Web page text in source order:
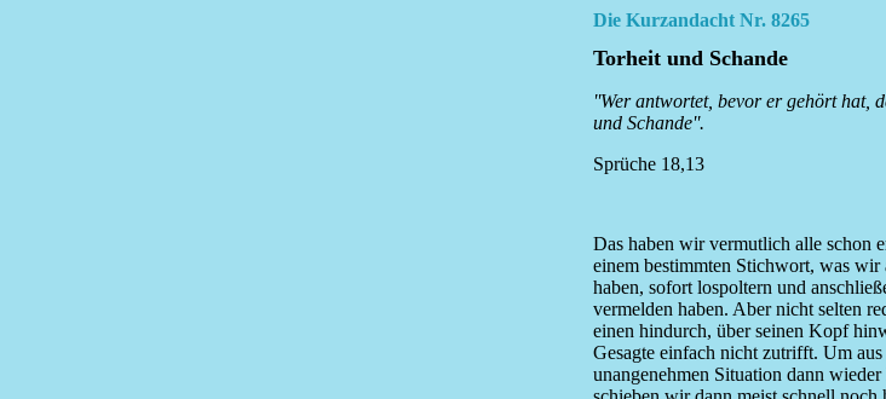
Die Kurzandacht Nr. 8265
Torheit und Schande
''Wer antwortet, bevor er gehört hat,
und Schande''.
Sprüche 18,13
Das haben wir vermutlich alle schon
einem bestimmten Stichwort, was wir
haben, sofort lospoltern und
vermelden haben. Aber nicht selten
einen hindurch, über seinen Kopf
Gesagte einfach nicht zutrifft. Um aus
unangenehmen Situation dann